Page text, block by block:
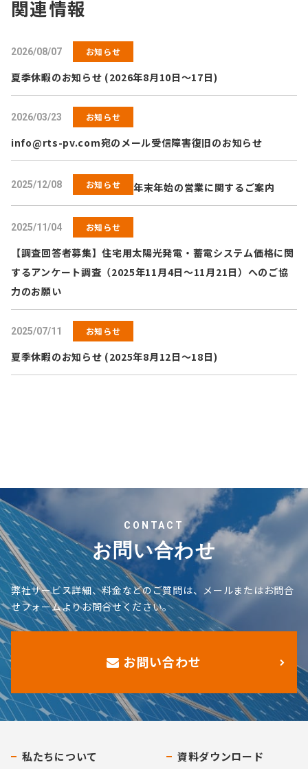
関連情報
2026/08/07 お知らせ
夏季休暇のお知らせ (2026年8月10日～17日)
2026/03/23 お知らせ
info@rts-pv.com宛のメール受信障害復旧のお知らせ
2025/12/08 お知らせ 年末年始の営業に関するご案内
2025/11/04 お知らせ
【調査回答者募集】住宅用太陽光発電・蓄電システム価格に関
するアンケート調査（2025年11月4日～11月21日）へのご協
力のお願い
2025/07/11 お知らせ
夏季休暇のお知らせ (2025年8月12日～18日)
CONTACT
お問い合わせ
弊社サービス詳細、料金などのご質問は、メールまたはお問合
せフォームよりお問合せください。
お問い合わせ
私たちについて 資料ダウンロード